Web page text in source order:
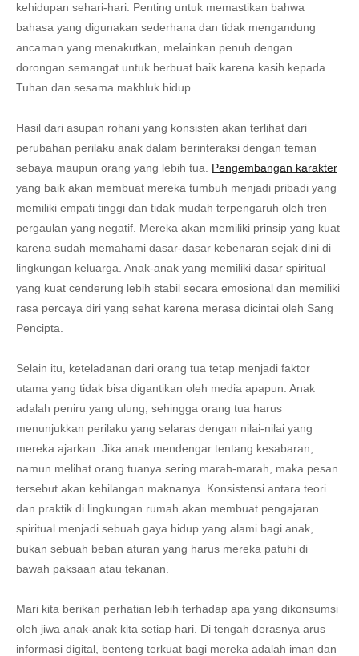
kehidupan sehari-hari. Penting untuk memastikan bahwa
bahasa yang digunakan sederhana dan tidak mengandung
ancaman yang menakutkan, melainkan penuh dengan
dorongan semangat untuk berbuat baik karena kasih kepada
Tuhan dan sesama makhluk hidup.
Hasil dari asupan rohani yang konsisten akan terlihat dari
perubahan perilaku anak dalam berinteraksi dengan teman
sebaya maupun orang yang lebih tua. Pengembangan karakter
yang baik akan membuat mereka tumbuh menjadi pribadi yang
memiliki empati tinggi dan tidak mudah terpengaruh oleh tren
pergaulan yang negatif. Mereka akan memiliki prinsip yang kuat
karena sudah memahami dasar-dasar kebenaran sejak dini di
lingkungan keluarga. Anak-anak yang memiliki dasar spiritual
yang kuat cenderung lebih stabil secara emosional dan memiliki
rasa percaya diri yang sehat karena merasa dicintai oleh Sang
Pencipta.
Selain itu, keteladanan dari orang tua tetap menjadi faktor
utama yang tidak bisa digantikan oleh media apapun. Anak
adalah peniru yang ulung, sehingga orang tua harus
menunjukkan perilaku yang selaras dengan nilai-nilai yang
mereka ajarkan. Jika anak mendengar tentang kesabaran,
namun melihat orang tuanya sering marah-marah, maka pesan
tersebut akan kehilangan maknanya. Konsistensi antara teori
dan praktik di lingkungan rumah akan membuat pengajaran
spiritual menjadi sebuah gaya hidup yang alami bagi anak,
bukan sebuah beban aturan yang harus mereka patuhi di
bawah paksaan atau tekanan.
Mari kita berikan perhatian lebih terhadap apa yang dikonsumsi
oleh jiwa anak-anak kita setiap hari. Di tengah derasnya arus
informasi digital, benteng terkuat bagi mereka adalah iman dan